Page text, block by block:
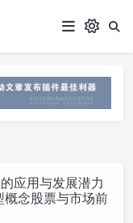
应用与发展潜力
念股票与市场前